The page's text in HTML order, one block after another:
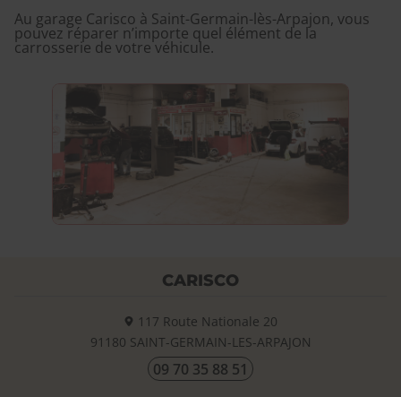
Au garage Carisco à Saint-Germain-lès-Arpajon, vous
pouvez réparer n’importe quel élément de la
carrosserie de votre véhicule.
CARISCO
117 Route Nationale 20
91180 SAINT-GERMAIN-LES-ARPAJON
09 70 35 88 51